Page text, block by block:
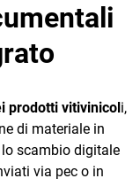
INTEGRAZIONI
prodotti vitivinicoli,
di materiale in
scambio digitale
via pec o in